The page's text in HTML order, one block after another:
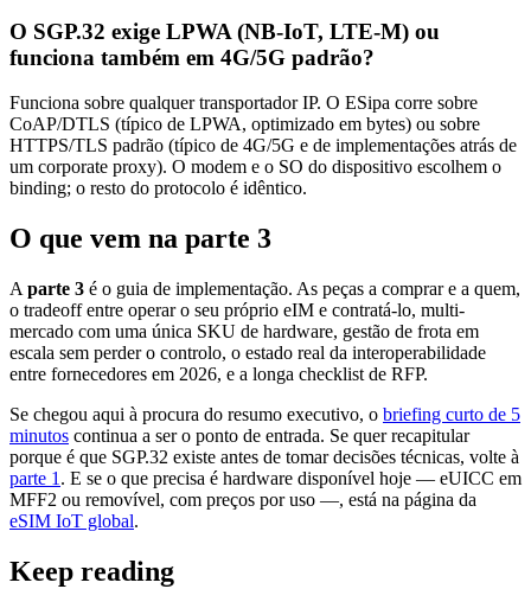
O SGP.32 exige LPWA (NB-IoT, LTE-M) ou
funciona também em 4G/5G padrão?
Funciona sobre qualquer transportador IP. O ESipa corre sobre
CoAP/DTLS (típico de LPWA, optimizado em bytes) ou sobre
HTTPS/TLS padrão (típico de 4G/5G e de implementações atrás de
um corporate proxy). O modem e o SO do dispositivo escolhem o
binding; o resto do protocolo é idêntico.
O que vem na parte 3
A parte 3 é o guia de implementação. As peças a comprar e a quem,
o tradeoff entre operar o seu próprio eIM e contratá-lo, multi-
mercado com uma única SKU de hardware, gestão de frota em
escala sem perder o controlo, o estado real da interoperabilidade
entre fornecedores em 2026, e a longa checklist de RFP.
Se chegou aqui à procura do resumo executivo, o briefing curto de 5
minutos continua a ser o ponto de entrada. Se quer recapitular
porque é que SGP.32 existe antes de tomar decisões técnicas, volte à
parte 1 . E se o que precisa é hardware disponível hoje — eUICC em
MFF2 ou removível, com preços por uso —, está na página da
eSIM IoT global.
Keep reading